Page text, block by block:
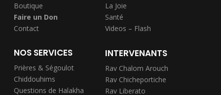
Boutique
Faire un Don
Contact
La Joie
Santé
Videos – Flash
NOS SERVICES
Prières & Ségoulot
Chiddouhims
Questions de Halakha
INTERVENANTS
Rav Chalom Arouch
Rav Chicheportiche
Rav Liberato